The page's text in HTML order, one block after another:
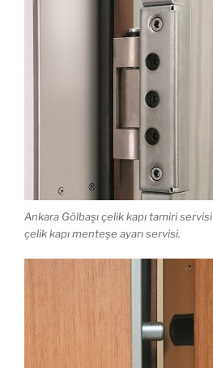
Ankara Gölbaşı çelik kapı tamiri servisi
çelik kapı menteşe ayarı servisi.